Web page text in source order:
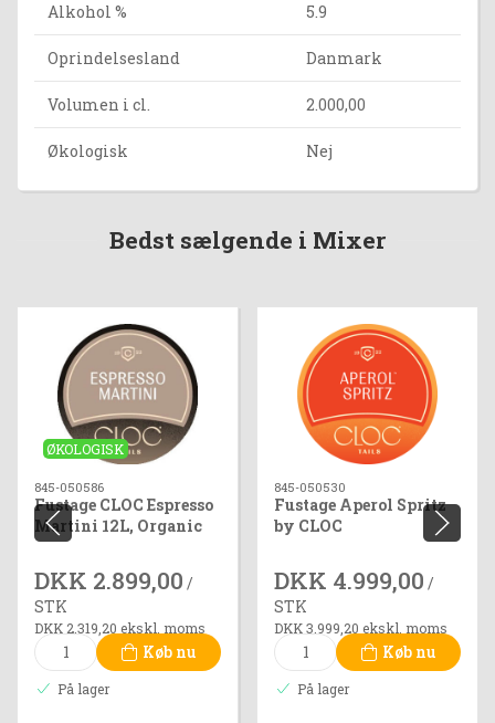
Alkohol % 5.9
Oprindelsesland Danmark
Volumen i cl. 2.000,00
Økologisk Nej
Bedst sælgende i Mixer
ØKOLOGISK
845-050586
Fustage CLOC Espresso
Martini 12L, Organic
DKK 2.899,00 /
STK
DKK 2.319,20 ekskl. moms
Køb nu
På lager
845-050530
Fustage Aperol Spritz
by CLOC
DKK 4.999,00 /
STK
DKK 3.999,20 ekskl. moms
Køb nu
På lager